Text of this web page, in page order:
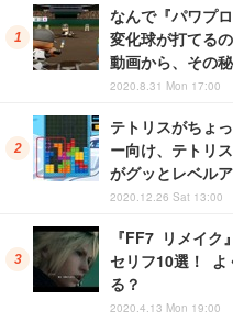
なんで『パワプ
変化球が打てる
動画から、その
2020.8.31 Mon 17:00
テトリスがちょ
ー向け、テトリ
がグッとレベル
2020.12.26 Sat 13:00
『FF7 リメイク
セリフ10選！ よ
る？
2020.4.13 Mon 19:00